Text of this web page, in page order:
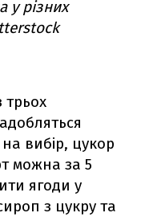
у різних
трьох
вибір, цукор
можна за 5
ягоди у
з цукру та